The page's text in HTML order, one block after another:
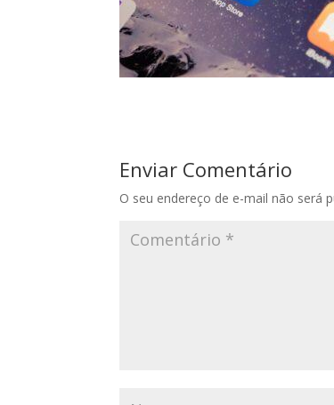
Enviar Comentário
O seu endereço de e-mail não será